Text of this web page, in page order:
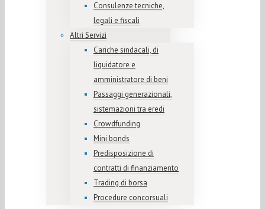
Consulenze tecniche,
legali e fiscali
Altri Servizi
Cariche sindacali, di
liquidatore e
amministratore di beni
Passaggi generazionali,
sistemazioni tra eredi
Crowdfunding
Mini bonds
Predisposizione di
contratti di finanziamento
Trading di borsa
Procedure concorsuali